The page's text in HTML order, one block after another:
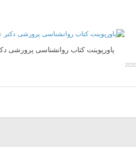
پاورپوینت کتاب روانشناسی پرورشی